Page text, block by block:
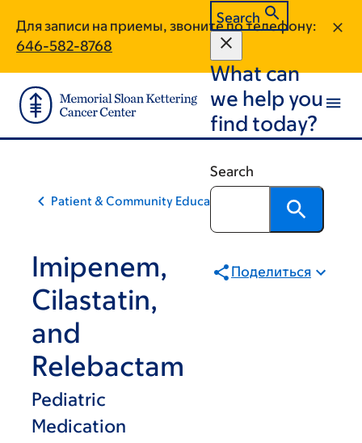
main
content
footer
Для записи на приемы, звоните по телефону:
646-582-8768
Search
What can
we help you
find today?
Search
Patient & Community Education
Imipenem,
Cilastatin,
and
Relebactam
Pediatric
Medication
Поделиться